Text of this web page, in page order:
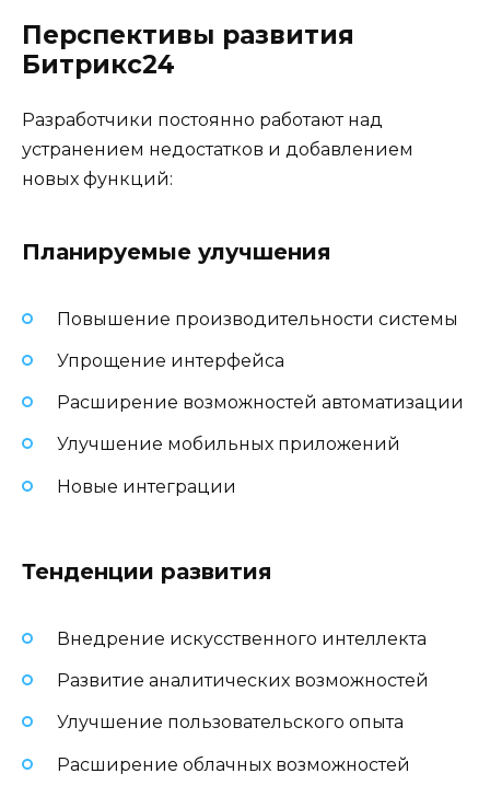
Перспективы развития
Битрикс24
Разработчики постоянно работают над
устранением недостатков и добавлением
новых функций:
Планируемые улучшения
Повышение производительности системы
Упрощение интерфейса
Расширение возможностей автоматизации
Улучшение мобильных приложений
Новые интеграции
Тенденции развития
Внедрение искусственного интеллекта
Развитие аналитических возможностей
Улучшение пользовательского опыта
Расширение облачных возможностей